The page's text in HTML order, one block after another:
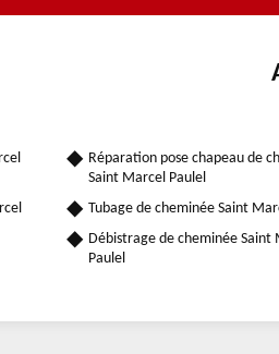
Réparation pose chapeau de
Saint Marcel Paulel
Tubage de cheminée Saint
Débistrage de cheminée Saint
Paulel